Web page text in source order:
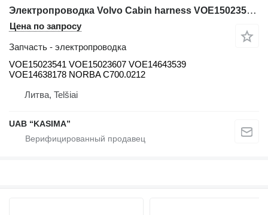
Электропроводка Volvo Cabin harness VOE15023541 VOE15023607 VOE14643539 VOE14638178 NORBA для экскаватора Volvo EW230C
Цена по запросу
Запчасть - электропроводка
VOE15023541 VOE15023607 VOE14643539
VOE14638178 NORBA C700.0212
Литва, Telšiai
UAB “KASIMA”